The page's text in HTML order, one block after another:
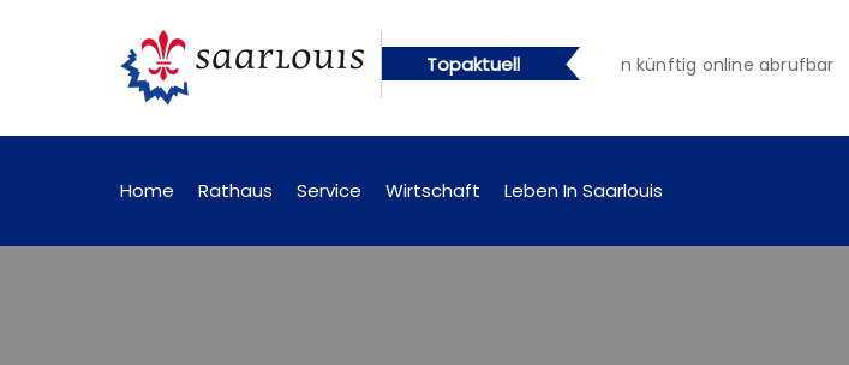
Topaktuell
online abrufbar Öffentliche Bekanntmachungen künftig online abrufbar
Home Rathaus Service Wirtschaft Leben In Saarlouis